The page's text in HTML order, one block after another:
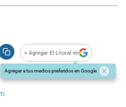
+ Agregar El Litoral en
Agregar a tus medios preferidos en Google